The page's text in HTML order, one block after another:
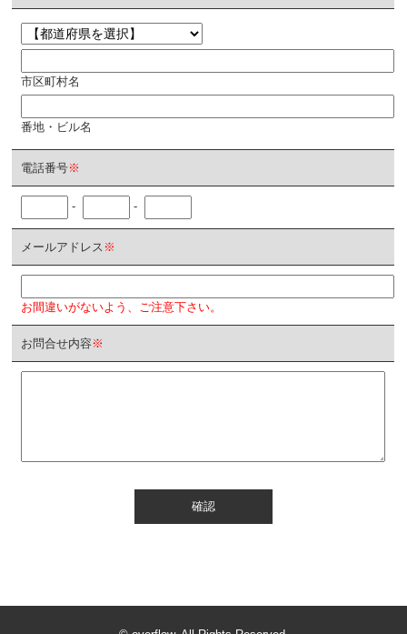
市区町村名
番地・ビル名
電話番号※
- -
メールアドレス ※
お間違いがないよう、ご注意下さい。
お問合せ内容 ※
確認